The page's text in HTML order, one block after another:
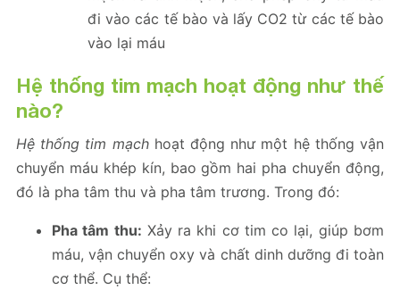
đi vào các tế bào và lấy CO2 từ các tế bào
vào lại máu
Hệ thống tim mạch hoạt động như thế
nào?
Hệ thống tim mạchhoạt động như một hệ thống vận
chuyển máu khép kín, bao gồm hai pha chuyển động,
đó là pha tâm thu và pha tâm trương. Trong đó:
Pha tâm thu: Xảy ra khi cơ tim co lại, giúp bơm
máu, vận chuyển oxy và chất dinh dưỡng đi toàn
cơ thể. Cụ thể: